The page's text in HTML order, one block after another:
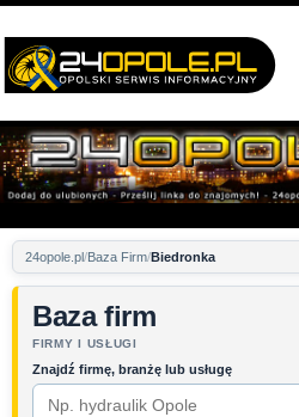
24opole.pl Baza Firm Biedronka
Baza firm
FIRMY I USŁUGI
Znajdź firmę, branżę lub usługę